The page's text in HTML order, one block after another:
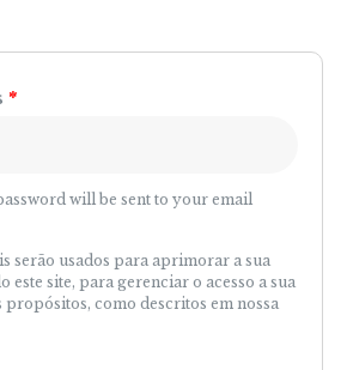
*
will be sent to your email
serão usados para aprimorar a sua
este site, para gerenciar o acesso a sua
propósitos, como descritos em nossa